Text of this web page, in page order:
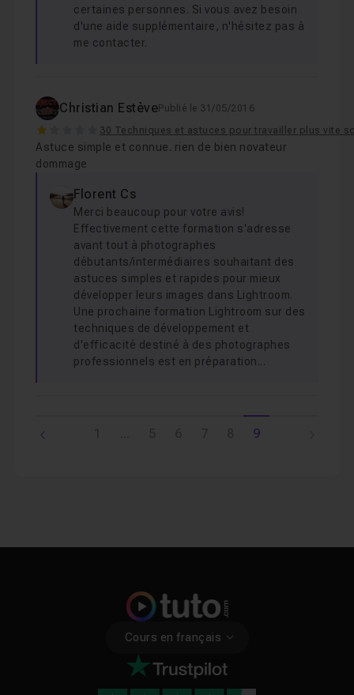
certaines personnes. Si vous avez besoin
d'une aide supplémentaire, n'hésitez pas à
me contacter.
Christian EstèvePublié le 31/05/2016
1 30 Techniques et astuces pour travailler plus vite
Astuce simple et connue. rien de bien novateur
dommage
Florent Cs
Merci beaucoup pour votre avis!
Effectivement cette formation s'adresse
avant tout à photographes
débutants/intermédiaires souhaitant des
astuces simples et rapides pour mieux
développer leurs images dans Lightroom.
Une prochaine formation Lightroom sur des
techniques de développement et
d'efficacité destiné à des photographes
professionnels est en préparation...
9
Cours en français